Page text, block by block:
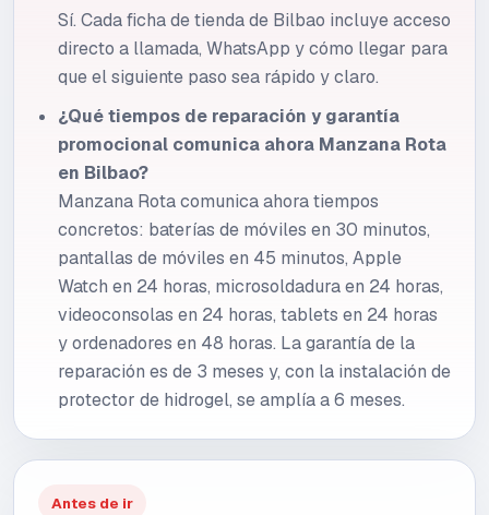
Sí. Cada ficha de tienda de Bilbao incluye acceso
directo a llamada, WhatsApp y cómo llegar para
que el siguiente paso sea rápido y claro.
¿Qué tiempos de reparación y garantía
promocional comunica ahora Manzana Rota
en Bilbao?
Manzana Rota comunica ahora tiempos
concretos: baterías de móviles en 30 minutos,
pantallas de móviles en 45 minutos, Apple
Watch en 24 horas, microsoldadura en 24 horas,
videoconsolas en 24 horas, tablets en 24 horas
y ordenadores en 48 horas. La garantía de la
reparación es de 3 meses y, con la instalación de
protector de hidrogel, se amplía a 6 meses.
Antes de ir